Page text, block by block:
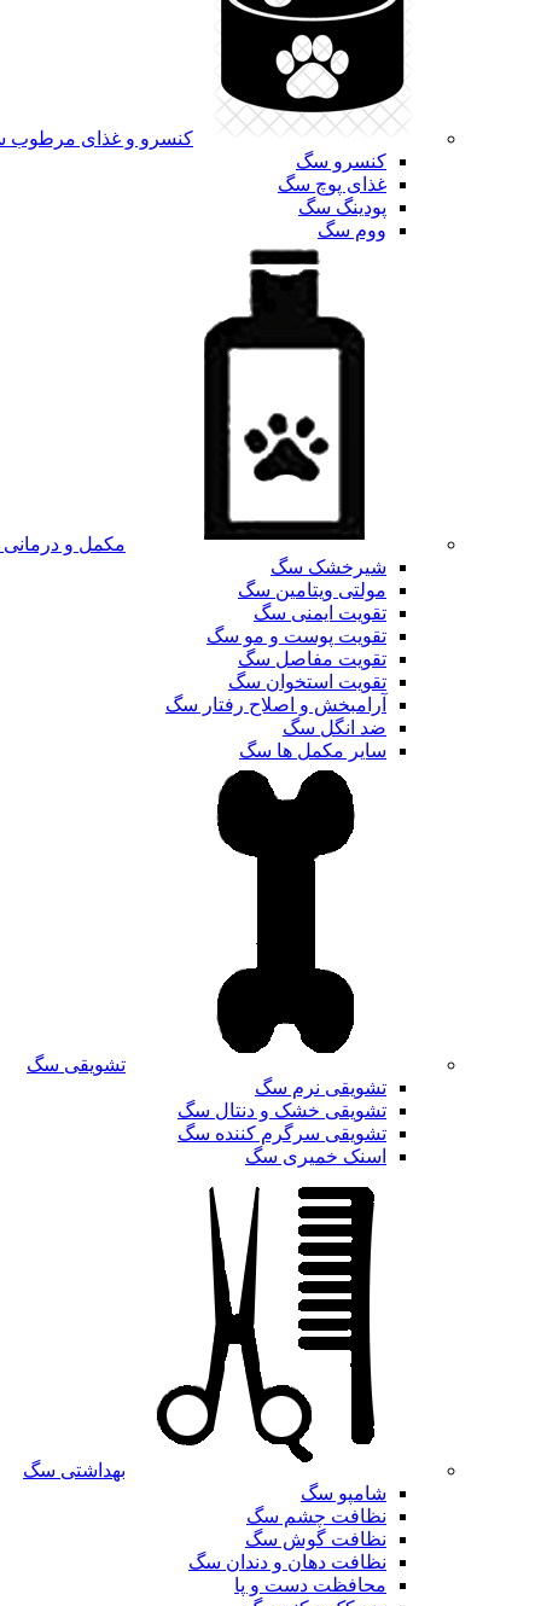
کنسرو و غذای
کنسرو سگ
غذای پوچ سگ
پودینگ سگ
ووم سگ
مکمل و
شیرخشک سگ
مولتی ویتامین سگ
تقویت ایمنی سگ
تقویت پوست و مو سگ
تقویت مفاصل سگ
تقویت استخوان سگ
آرامبخش و اصلاح رفتار سگ
ضد انگل سگ
سایر مکمل ها سگ
تشویقی سگ
تشویقی نرم سگ
تشویقی خشک و دنتال سگ
تشویقی سرگرم کننده سگ
اسنک خمیری سگ
بهداشتی سگ
شامپو سگ
نظافت چشم سگ
نظافت گوش سگ
نظافت دهان و دندان سگ
محافظت دست و پا